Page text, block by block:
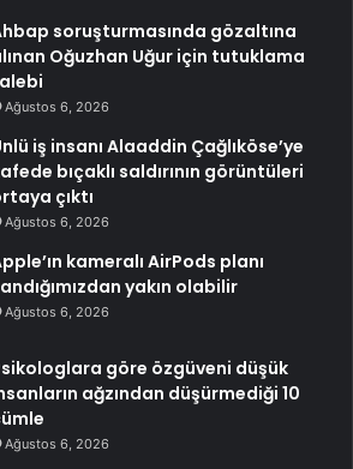
soruşturmasında gözaltına
Oğuzhan Uğur için tutuklama
Ağustos 6, 2026
iş insanı Alaaddin Çağlıköse’ye
bıçaklı saldırının görüntüleri
çıktı
Ağustos 6, 2026
kameralı AirPods planı
yakın olabilir
Ağustos 6, 2026
göre özgüveni düşük
ağzından düşürmediği 10
Ağustos 6, 2026